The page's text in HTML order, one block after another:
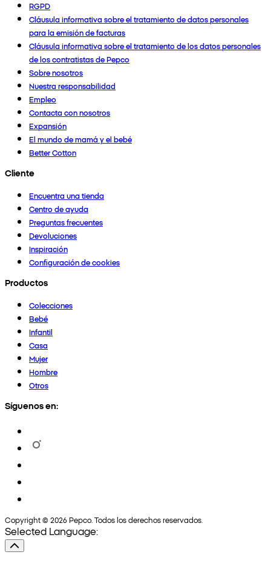
RGPD
Cláusula informativa sobre el tratamiento de datos personales
para la emisión de facturas
Cláusula informativa sobre el tratamiento de los datos personales
de los contratistas de Pepco
Sobre nosotros
Nuestra responsabilidad
Empleo
Contacta con nosotros
Expansión
El mundo de mamá y el bebé
Better Cotton
Cliente
Encuentra una tienda
Centro de ayuda
Preguntas frecuentes
Devoluciones
Inspiración
Configuración de cookies
Productos
Colecciones
Bebé
Infantil
Casa
Mujer
Hombre
Otros
Síguenos en:
Copyright © 2026 Pepco. Todos los derechos reservados.
Selected Language: